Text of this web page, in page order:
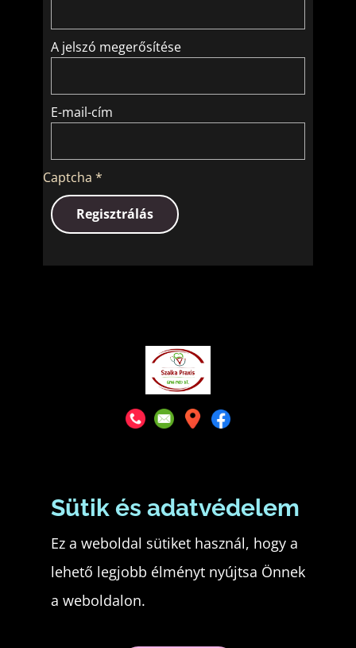
A jelszó megerősítése
E-mail-cím
Captcha *
Regisztrálás
Készítette: Gergely Nándor
Sütik és adatvédelem
Ez a weboldal sütiket használ, hogy a
lehető legjobb élményt nyújtsa Önnek
a weboldalon.